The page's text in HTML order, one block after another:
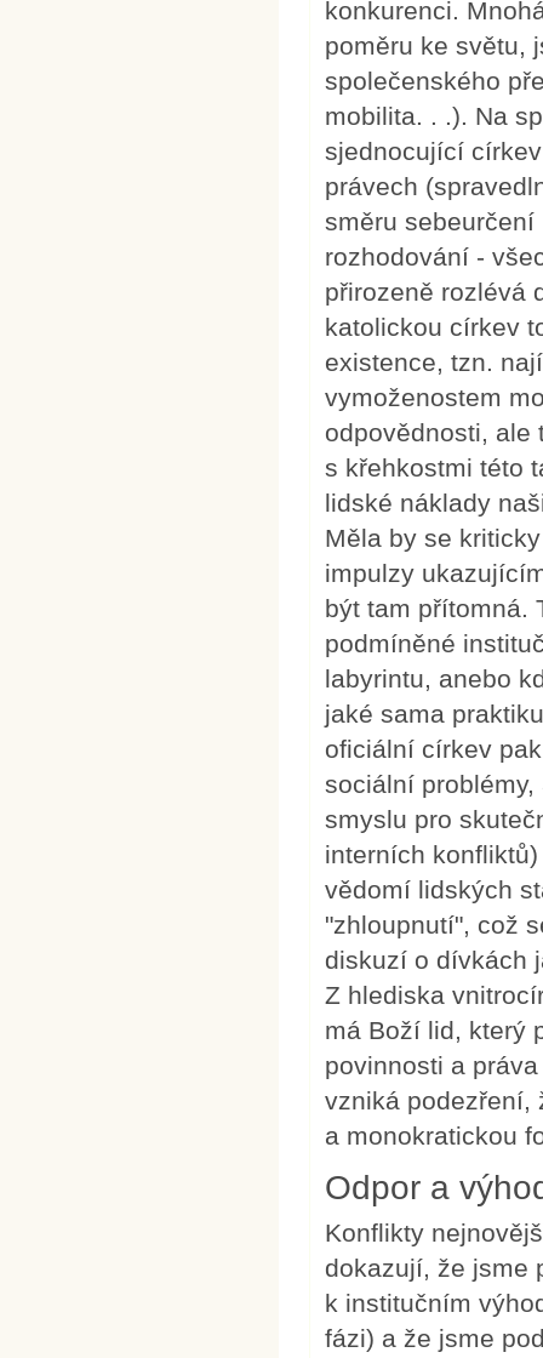
konkurenci.
poměru ke světu,
společenského
mobilita. . .). Na
sjednocující
právech
směru
rozhodování -
přirozeně rozlévá
katolickou církev
existence, tzn.
vymoženostem
odpovědnosti, ale
s křehkostmi této
lidské náklady
Měla by se
impulzy
být tam přítomná.
podmíněné
labyrintu, anebo
jaké sama
oficiální církev
sociální
smyslu pro
interních
vědomí lidských
"zhloupnutí", což
diskuzí o dívkách
Z hlediska
má Boží lid, který
povinnosti a
vzniká podezření,
a monokratickou
Odpor a
Konflikty
dokazují, že jsme
k institučním
fázi) a že jsme